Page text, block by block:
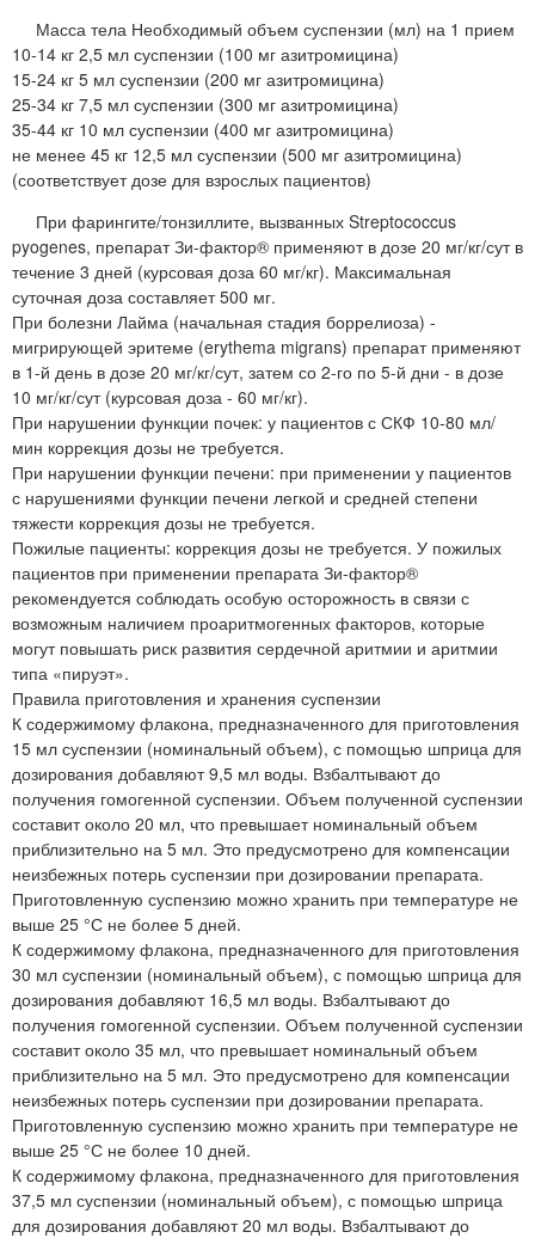
Масса тела Необходимый объем суспензии (мл) на 1 прием
10-14 кг 2,5 мл суспензии (100 мг азитромицина)
15-24 кг 5 мл суспензии (200 мг азитромицина)
25-34 кг 7,5 мл суспензии (300 мг азитромицина)
35-44 кг 10 мл суспензии (400 мг азитромицина)
не менее 45 кг 12,5 мл суспензии (500 мг азитромицина)
(соответствует дозе для взрослых пациентов)
При фарингите/тонзиллите, вызванных Streptococcus
pyogenes, препарат Зи-фактор® применяют в дозе 20 мг/кг/сут в
течение 3 дней (курсовая доза 60 мг/кг). Максимальная
суточная доза составляет 500 мг.
При болезни Лайма (начальная стадия боррелиоза) -
мигрирующей эритеме (erythema migrans) препарат применяют
в 1-й день в дозе 20 мг/кг/сут, затем со 2-го по 5-й дни - в дозе
10 мг/кг/сут (курсовая доза - 60 мг/кг).
При нарушении функции почек: у пациентов с СКФ 10-80 мл/
мин коррекция дозы не требуется.
При нарушении функции печени: при применении у пациентов
с нарушениями функции печени легкой и средней степени
тяжести коррекция дозы не требуется.
Пожилые пациенты: коррекция дозы не требуется. У пожилых
пациентов при применении препарата Зи-фактор®
рекомендуется соблюдать особую осторожность в связи с
возможным наличием проаритмогенных факторов, которые
могут повышать риск развития сердечной аритмии и аритмии
типа «пируэт».
Правила приготовления и хранения суспензии
К содержимому флакона, предназначенного для приготовления
15 мл суспензии (номинальный объем), с помощью шприца для
дозирования добавляют 9,5 мл воды. Взбалтывают до
получения гомогенной суспензии. Объем полученной суспензии
составит около 20 мл, что превышает номинальный объем
приблизительно на 5 мл. Это предусмотрено для компенсации
неизбежных потерь суспензии при дозировании препарата.
Приготовленную суспензию можно хранить при температуре не
выше 25 °С не более 5 дней.
К содержимому флакона, предназначенного для приготовления
30 мл суспензии (номинальный объем), с помощью шприца для
дозирования добавляют 16,5 мл воды. Взбалтывают до
получения гомогенной суспензии. Объем полученной суспензии
составит около 35 мл, что превышает номинальный объем
приблизительно на 5 мл. Это предусмотрено для компенсации
неизбежных потерь суспензии при дозировании препарата.
Приготовленную суспензию можно хранить при температуре не
выше 25 °С не более 10 дней.
К содержимому флакона, предназначенного для приготовления
37,5 мл суспензии (номинальный объем), с помощью шприца
для дозирования добавляют 20 мл воды. Взбалтывают до